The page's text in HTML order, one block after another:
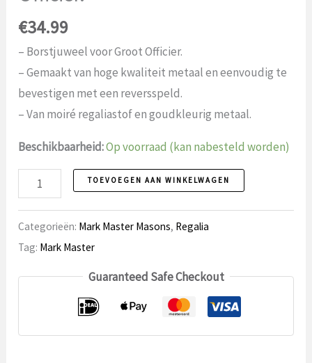
€34.99
– Borstjuweel voor Groot Officier.
– Gemaakt van hoge kwaliteit metaal en eenvoudig te
bevestigen met een reversspeld.
– Van moiré regaliastof en goudkleurig metaal.
Beschikbaarheid:Op voorraad (kan nabesteld worden)
Mark
Master
Borstjuweel,
Groot
TOEVOEGEN AAN WINKELWAGEN
Categorieën: Mark Master Masons, Regalia
Tag: Mark Master
Guaranteed Safe Checkout